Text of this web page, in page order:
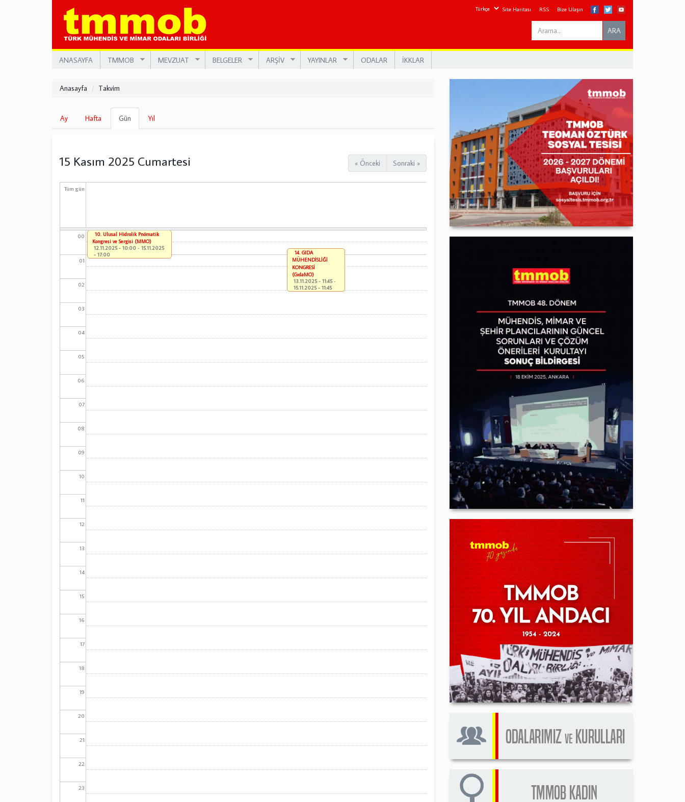
Site Haritası RSS Bize Ulaşın
Search
this
ARA
ANASAYFA TMMOB MEVZUAT BELGELER ARŞİV YAYINLAR ODALAR İKKLAR
Anasayfa Takvim
Birincil
sekmeler
Ay Hafta Gün
sekme)
Yıl
« Önceki Sonraki »
15 Kasım 2025 Cumartesi
Tüm gün
00
01
02
03
04
05
06
07
08
09
10
11
12
13
14
15
16
17
18
19
20
21
22
23
10. Ulusal Hidrolik Pnömatik
Kongresi ve Sergisi (MMO)
12.11.2025 - 10:00 - 15.11.2025
- 17:00
14. GIDA
MÜHENDİSLİĞİ
KONGRESİ
(GıdaMO)
13.11.2025 - 11:45-
15.11.2025 - 11:45